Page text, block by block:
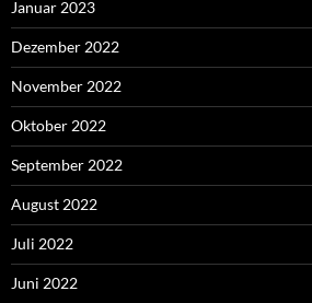
Januar 2023
Dezember 2022
November 2022
Oktober 2022
September 2022
August 2022
Juli 2022
Juni 2022